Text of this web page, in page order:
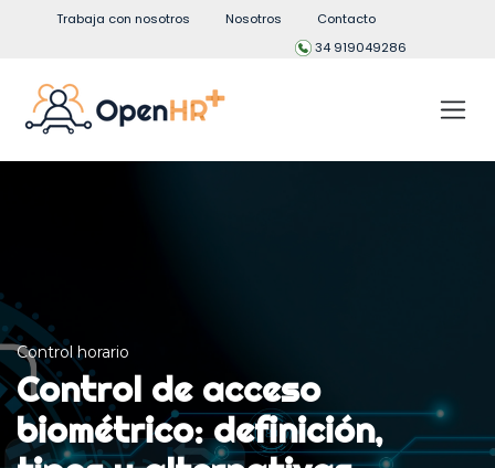
Trabaja con nosotros Nosotros
Contacto
34 919049286
Control horario
Control de acceso
biométrico: definición,